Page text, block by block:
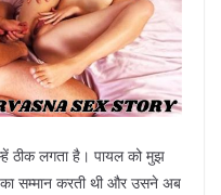
ठीक लगता है। पायल को मुझ
सम्मान करती थी और उसने अब